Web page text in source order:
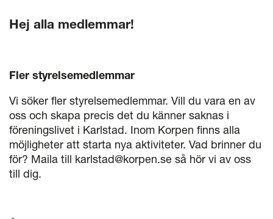
Hej alla medlemmar!
Fler styrelsemedlemmar
Vi söker fler styrelsemedlemmar. Vill du vara en av
oss och skapa precis det du känner saknas i
föreningslivet i Karlstad. Inom Korpen finns alla
möjligheter att starta nya aktiviteter. Vad brinner du
för? Maila till karlstad@korpen.se så hör vi av oss
till dig.